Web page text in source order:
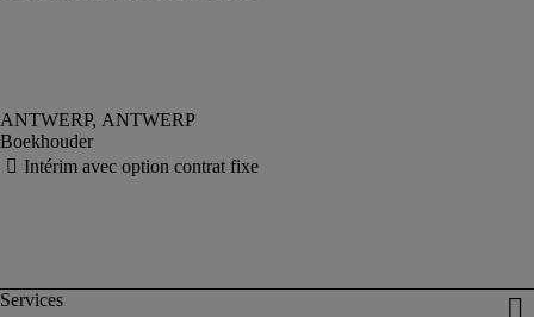
Boekhouder